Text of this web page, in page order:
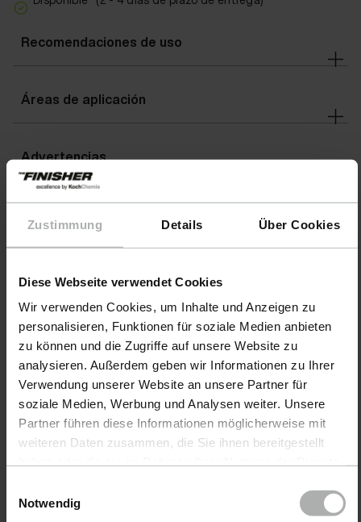
Zustimmung Details Über Cookies
Diese Webseite verwendet Cookies
Wir verwenden Cookies, um Inhalte und Anzeigen zu
personalisieren, Funktionen für soziale Medien anbieten
zu können und die Zugriffe auf unsere Website zu
analysieren. Außerdem geben wir Informationen zu Ihrer
Verwendung unserer Website an unsere Partner für
soziale Medien, Werbung und Analysen weiter. Unsere
Partner führen diese Informationen möglicherweise mit
weiteren Daten zusammen, die Sie ihnen bereitgestellt
Einstellungen zu den Cookies finden Sie unter
Notwendig
Recomendaciones de uso
Áreas de aplicación
Advertencias
Productos